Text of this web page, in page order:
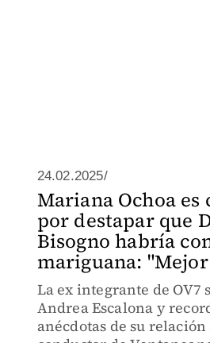
24.02.2025/
Mariana Ochoa
por destapar que
Bisogno habría
mariguana: "Mejor
La ex integrante de OV7
Andrea Escalona y
anécdotas de su